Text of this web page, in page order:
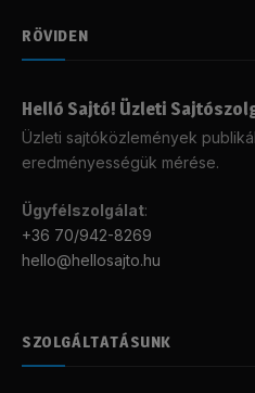
RÖVIDEN
Helló Sajtó! Üzleti
Üzleti sajtóközlemények
eredményességük mérése.
Ügyfélszolgálat:
+36 70/942-8269
hello@hellosajto.hu
SZOLGÁLTATÁSUNK